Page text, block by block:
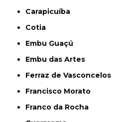
Carapicuíba
Cotia
Embu Guaçú
Embu das Artes
Ferraz de Vasconcelos
Francisco Morato
Franco da Rocha